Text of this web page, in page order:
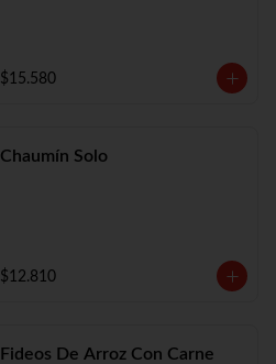
$15.580
Chaumín Solo
$12.810
Fideos De Arroz Con Carne